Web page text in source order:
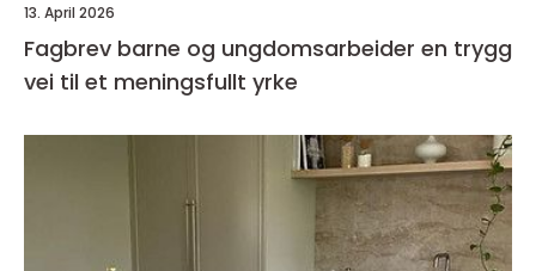
13. April 2026
Fagbrev barne og ungdomsarbeider en trygg
vei til et meningsfullt yrke